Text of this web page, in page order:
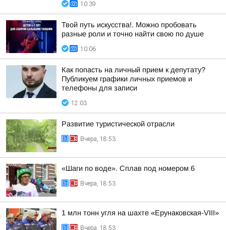
10:39
Твой путь искусства!. Можно пробовать
разные роли и точно найти свою по душе
10:06
Как попасть на личный прием к депутату?
Публикуем графики личных приемов и
телефоны для записи
12:03
Развитие туристической отрасли
Вчера, 18:53
«Шаги по воде». Сплав под номером 6
Вчера, 18:53
1 млн тонн угля на шахте «Ерунаковская-VIII»
Вчера, 18:53